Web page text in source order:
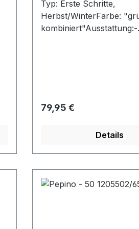
Typ: Erste Schritte,
Herbst/WinterFarbe:
kombiniert"Ausstattung:-
"mittel"- Modell "Koala
Regulärer Preis:
79,95 €
Details